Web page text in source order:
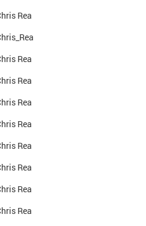
Rea
Rea
Rea
Rea
Rea
Rea
Rea
Rea
Rea